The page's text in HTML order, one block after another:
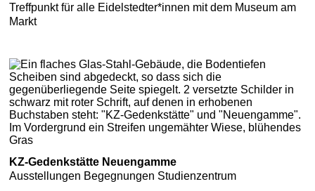
Treffpunkt für alle Eidelstedter*innen mit dem Museum am
Markt
KZ-Gedenkstätte Neuengamme
Ausstellungen Begegnungen Studienzentrum